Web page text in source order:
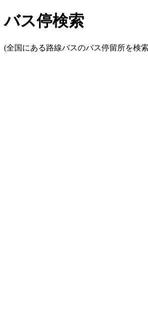
バス停検索
(全国にある路線バスのバス停留所を検